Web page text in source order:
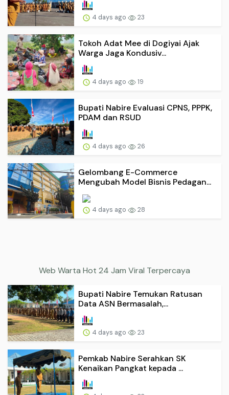
4 days ago 23
Tokoh Adat Mee di Dogiyai Ajak
Warga Jaga Kondusiv...
4 days ago 19
Bupati Nabire Evaluasi CPNS, PPPK,
PDAM dan RSUD
4 days ago 26
Gelombang E-Commerce
Mengubah Model Bisnis Pedagan...
4 days ago 28
Web Warta Hot 24 Jam Viral Terpercaya
Bupati Nabire Temukan Ratusan
Data ASN Bermasalah,...
4 days ago 23
Pemkab Nabire Serahkan SK
Kenaikan Pangkat kepada ...